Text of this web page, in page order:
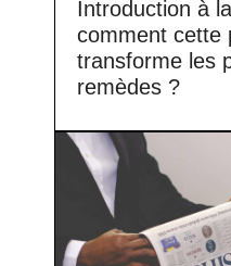
Introduction à
comment cette
transforme les
remèdes ?